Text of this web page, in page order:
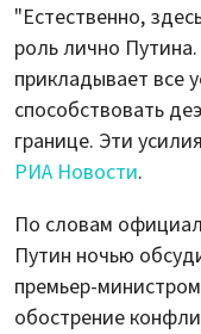
"Естественно,
роль лично
прикладывает все
способствовать
границе. Эти
РИА Новости.
По словам
Путин ночью
премьер-
обострение